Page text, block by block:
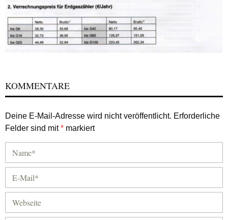
KOMMENTARE
Deine E-Mail-Adresse wird nicht veröffentlicht. Erforderliche
Felder sind mit* markiert